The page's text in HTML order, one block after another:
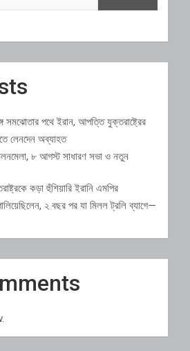
সমঝোতার পথে ইরান, আপত্তি যুক্তরাষ্ট্রের
লেনদেন অব্যাহত
৮ আগস্ট সাধারণ সভা ও নতুন
কড়া হুঁশিয়ারি ইরানি এমপির
২ বছর পর যা মিলল ট্রলি ব্যাগে—